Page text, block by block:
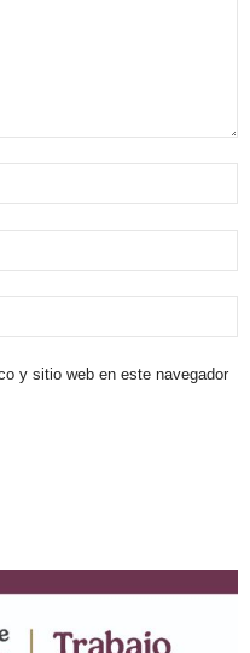
y sitio web en este navegador